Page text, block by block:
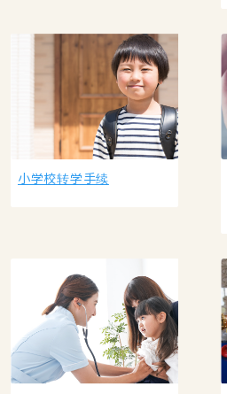
小学校转学手续